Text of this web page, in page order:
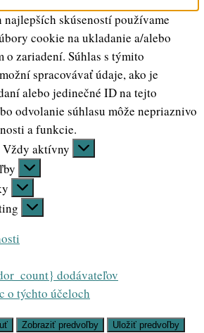
skúseností používame
cookie na ukladanie a/alebo
zariadení. Súhlas s týmito
spracovávať údaje, ako je
alebo jedinečné ID na tejto
odvolanie súhlasu môže nepriaznivo
a funkcie.
Vždy aktívny
dodávateľov
o týchto účeloch
Zobraziť predvoľby Uložiť predvoľby